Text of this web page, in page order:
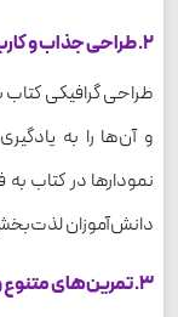
2. طراحی جذاب و کاربرپسند
طراحی گرافیکی
و آن‌ها را به
نمودارها در کتاب
دانش‌آموزان
3. تمرین‌های متنوع و چالش‌برانگیز